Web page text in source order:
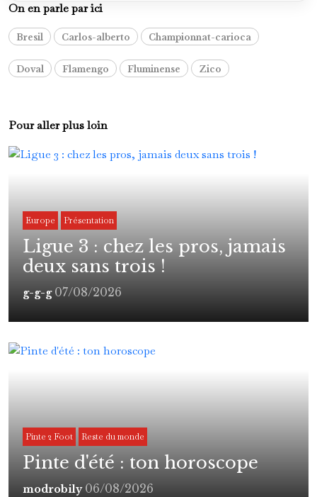
On en parle par ici
Bresil Carlos-alberto Championnat-carioca
Doval Flamengo Fluminense Zico
Pour aller plus loin
Europe Présentation
Ligue 3 : chez les pros, jamais
deux sans trois !
g-g-g 07/08/2026
Pinte 2 Foot Reste du monde
Pinte d'été : ton horoscope
modrobily 06/08/2026